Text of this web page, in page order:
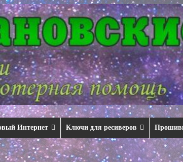
Интернет Ключи для ресиверов